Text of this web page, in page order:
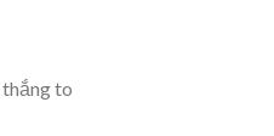
to